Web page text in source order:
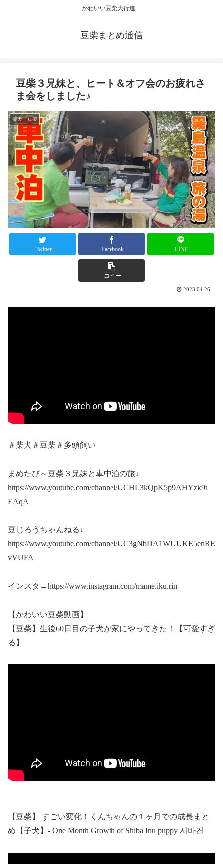
かわいい豆柴大行進
豆柴まとめ通信
豆柴３兄妹と、ヒート＆オフ会のお疲れさ
ま会をしました♪
柴犬・豆柴
Twitter Facebook LINE
コピー
2023.04.26
＃柴犬＃豆柴＃多頭飼い
まめたび～豆柴３兄妹と車中泊の旅↓
https://www.youtube.com/channel/UCHL3kQpK5p9AHYzk9t_
EAqA
豆じろうちゃんねる↓
https://www.youtube.com/channel/UC3gNbDA1WUUKE5enRE
vVUFA
インスタ→https://www.instagram.com/mame.iku.rin
【かわいい豆柴動画】
【豆柴】生後60日目の子犬が家にやってきた！【可愛すぎ
る】
【豆柴】 すごい変化！くんちゃんの１ヶ月での成長まと
め【子犬】- One Month Growth of Shiba Inu puppy 시바견